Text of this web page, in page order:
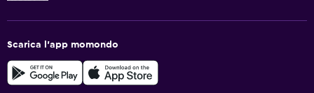
Scarica l'app momondo